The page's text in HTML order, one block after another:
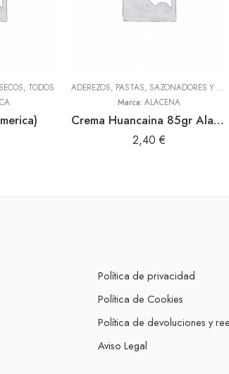
, TODOS
ADEREZOS, PASTAS, SAZONADORES Y CONDIMENTOS
Marca: ALACENA
Crema Huancaina 85gr Alacena
2,40 €
Política de privacidad
Política de Cookies
Política de devoluciones y
Aviso Legal